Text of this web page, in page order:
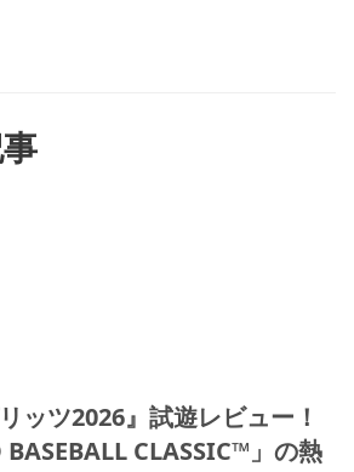
ッツ2026』試遊レビュー！
BASEBALL CLASSIC™」の熱